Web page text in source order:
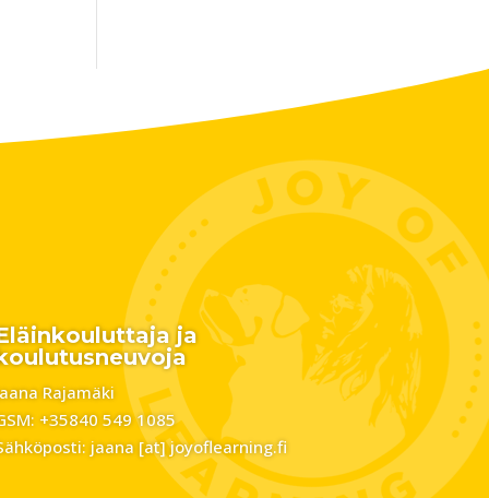
ja
Rajamäki
+35840 549 1085
jaana [at] joyoflearning.fi